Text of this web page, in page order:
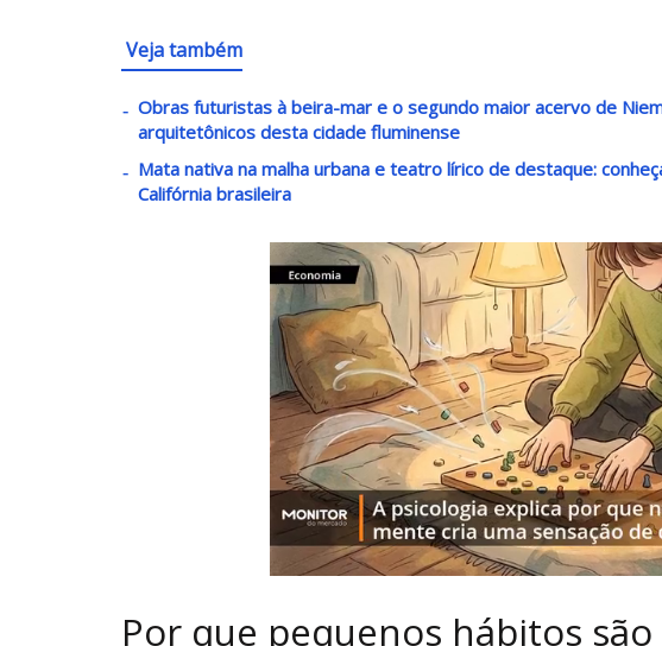
Veja também
Obras futuristas à beira-mar e o segundo maior acervo de
arquitetônicos desta cidade fluminense
Mata nativa na malha urbana e teatro lírico de destaque:
Califórnia brasileira
Por que pequenos hábitos